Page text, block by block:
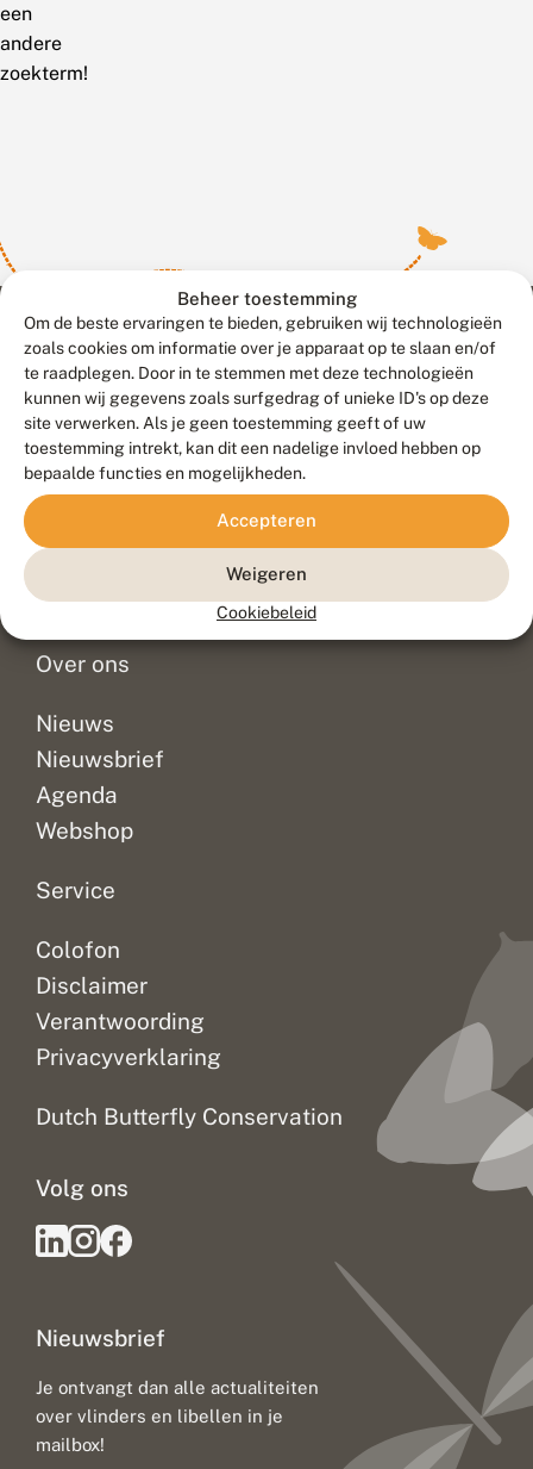
Beheer toestemming
Om de beste ervaringen te bieden, gebruiken wij technologieën
zoals cookies om informatie over je apparaat op te slaan en/of
te raadplegen. Door in te stemmen met deze technologieën
kunnen wij gegevens zoals surfgedrag of unieke ID's op deze
site verwerken. Als je geen toestemming geeft of uw
toestemming intrekt, kan dit een nadelige invloed hebben op
bepaalde functies en mogelijkheden.
Accepteren
Weigeren
Cookiebeleid
een
andere
zoekterm!
Contact
Veelgestelde vragen
Doneer
Over ons
Nieuws
Nieuwsbrief
Agenda
Webshop
Service
Colofon
Disclaimer
Verantwoording
Privacyverklaring
Dutch Butterfly Conservation
Nieuwsbrief
Je ontvangt dan alle actualiteiten
over vlinders en libellen in je
mailbox!
Volg ons
Meld waarnemingen© 2026 Vlinderstichting
Duurzaam ontwikkeld door
Go2People
, ontworpen door
Blue Field Agency
Privacy
Disclaimer
Sitemap